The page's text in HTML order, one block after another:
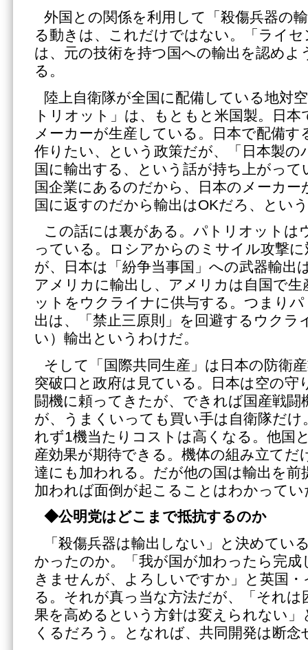
外国との関係を利用して「殺傷兵器の
る動きは、これだけではない。「ライ
は、元の技術を持つ国への輸出を認めよ
る。
陸上自衛隊が全国に配備している地対
トリオット」は、もともと米国製。日
メーカーが生産している。日本で配備
作りたい、という政策だが、「日本製の
国に輸出する、という話が持ち上がって
国企業にあるのだから、日本のメーカー
国に返すのだから輸出はOKだろ、とい
この話には裏がある。パトリオットは
っている。ロシアからのミサイル攻撃
が、日本は「紛争当事国」への武器輸出
アメリカに輸出し、アメリカは自国で
ットをウクライナに供与する。つまり
出は、「禁止三原則」を回避するウクラ
い）輸出というわけだ。
そして「国際共同生産」は日本の防衛
突破口と政府は見ている。日本は空の守
闘機に頼ってきたが、できれば国産戦闘
が、うまくいっても買い手は自衛隊だけ
れず1機当たりコストは高くなる。他国
産効果が期待できる。機体の組み立てだ
達にも加われる。だが他の国は輸出を前
加われば面倒が起こることはわかってい
◆公明党はどこまで抵抗するのか
「殺傷兵器は輸出しない」と決めてい
かったのか。「我が国が加わったら完成
きませんが、よろしいですか」と英国
る。それが真っ当な方法だが、「それは
果を高めるという方針は変えられない
くるだろう。となれば、共同開発は断